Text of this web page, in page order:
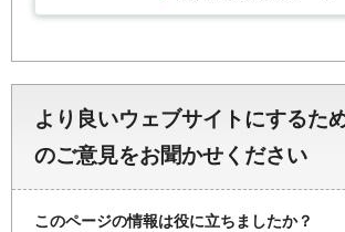
より良いウェブサイトにするた
のご意見をお聞かせください
このページの情報は役に立ちましたか？